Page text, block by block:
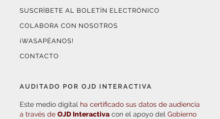
SUSCRÍBETE AL BOLETÍN ELECTRÓNICO
COLABORA CON NOSOTROS
¡WASAPÉANOS!
CONTACTO
AUDITADO POR OJD INTERACTIVA
Este medio digital ha certificado sus datos de audiencia
a través de OJD Interactiva con el apoyo del Gobierno